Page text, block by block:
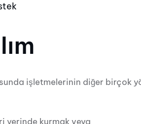
işletmelerinin diğer birçok
yerinde kurmak veya